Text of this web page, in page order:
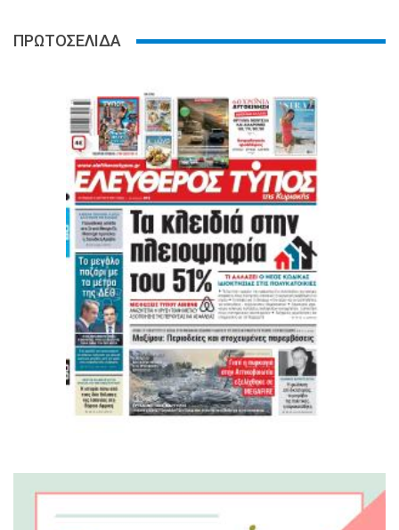
ΠΡΩΤΟΣΕΛΙΔΑ